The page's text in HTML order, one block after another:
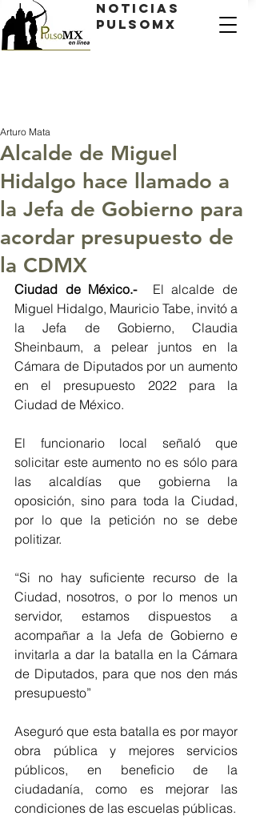
Noticias
PulsoMX
Alcalde de Miguel
Hidalgo hace llamado a
la Jefa de Gobierno para
acordar presupuesto de
la CDMX
Arturo Mata
Ciudad de México.-
  El alcalde de
Miguel Hidalgo, Mauricio Tabe, invitó a
la Jefa de Gobierno, Claudia
Sheinbaum, a pelear juntos en la
Cámara de Diputados por un aumento
en el presupuesto 2022 para la
Ciudad de México.
El funcionario local señaló que
solicitar este aumento no es sólo para
las alcaldías que gobierna la
oposición, sino para toda la Ciudad,
por lo que la petición no se debe
politizar.
“Si no hay suficiente recurso de la
Ciudad, nosotros, o por lo menos un
servidor, estamos dispuestos a
acompañar a la Jefa de Gobierno e
invitarla a dar la batalla en la Cámara
de Diputados, para que nos den más
presupuesto”
Aseguró que esta batalla es por mayor
obra pública y mejores servicios
públicos, en beneficio de la
ciudadanía, como es mejorar las
condiciones de las escuelas públicas.